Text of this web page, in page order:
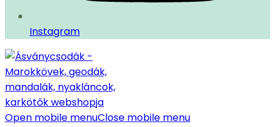
Instagram
Open mobile menuClose mobile menu